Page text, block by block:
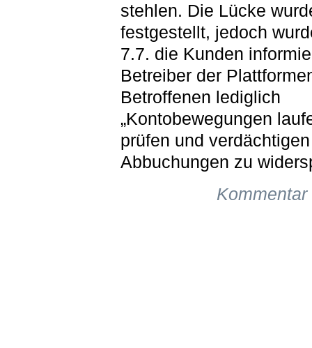
stehlen. Die Lücke
festgestellt, jedoch
7.7. die Kunden
Betreiber der
Betroffenen lediglich
„Kontobewegungen
prüfen und verdächtigen
Abbuchungen zu